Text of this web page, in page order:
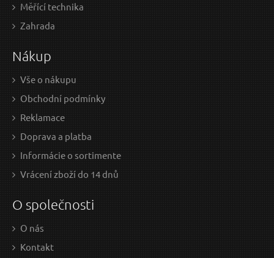
Měřící technika
Zahrada
Nákup
Vše o nákupu
Obchodní podmínky
Reklamace
Doprava a platba
Informácie o sortimente
Vrácení zboží do 14 dnů
O společnosti
O nás
Kontakt